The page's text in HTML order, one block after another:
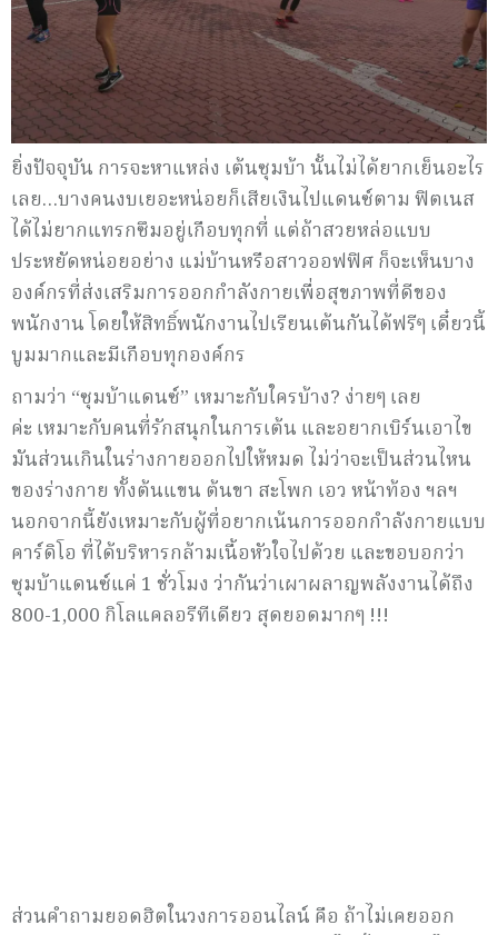
ยิ่งปัจจุบัน การจะหาแหล่ง เต้นซุมบ้า นั้นไม่ได้ยากเย็นอะไร
เลย…บางคนงบเยอะหน่อยก็เสียเงินไปแดนซ์ตาม ฟิตเนส
ได้ไม่ยากแทรกซึมอยู่เกือบทุกที่ แต่ถ้าสวยหล่อแบบ
ประหยัดหน่อยอย่าง แม่บ้านหรือสาวออฟฟิศ ก็จะเห็นบาง
องค์กรที่ส่งเสริมการออกกำลังกายเพื่อสุขภาพที่ดีของ
พนักงาน โดยให้สิทธิ์พนักงานไปเรียนเต้นกันได้ฟรีๆ เดี๋ยวนี้
บูมมากและมีเกือบทุกองค์กร
ถามว่า “ซุมบ้าแดนซ์” เหมาะกับใครบ้าง? ง่ายๆ เลย
ค่ะ เหมาะกับคนที่รักสนุกในการเต้น และอยากเบิร์นเอาไข
มันส่วนเกินในร่างกายออกไปให้หมด ไม่ว่าจะเป็นส่วนไหน
ของร่างกาย ทั้งต้นแขน ต้นขา สะโพก เอว หน้าท้อง ฯลฯ
นอกจากนี้ยังเหมาะกับผู้ที่อยากเน้นการออกกำลังกายแบบ
คาร์ดิโอ ที่ได้บริหารกล้ามเนื้อหัวใจไปด้วย และขอบอกว่า
ซุมบ้าแดนซ์แค่ 1 ชั่วโมง ว่ากันว่าเผาผลาญพลังงานได้ถึง
800-1,000 กิโลแคลอรีทีเดียว สุดยอดมากๆ !!!
ส่วนคำถามยอดฮิตในวงการออนไลน์ คือ ถ้าไม่เคยออก